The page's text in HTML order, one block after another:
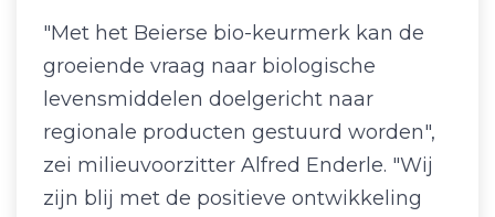
"Met het Beierse bio-keurmerk kan de
groeiende vraag naar biologische
levensmiddelen doelgericht naar
regionale producten gestuurd worden",
zei milieuvoorzitter Alfred Enderle. "Wij
zijn blij met de positieve ontwikkeling